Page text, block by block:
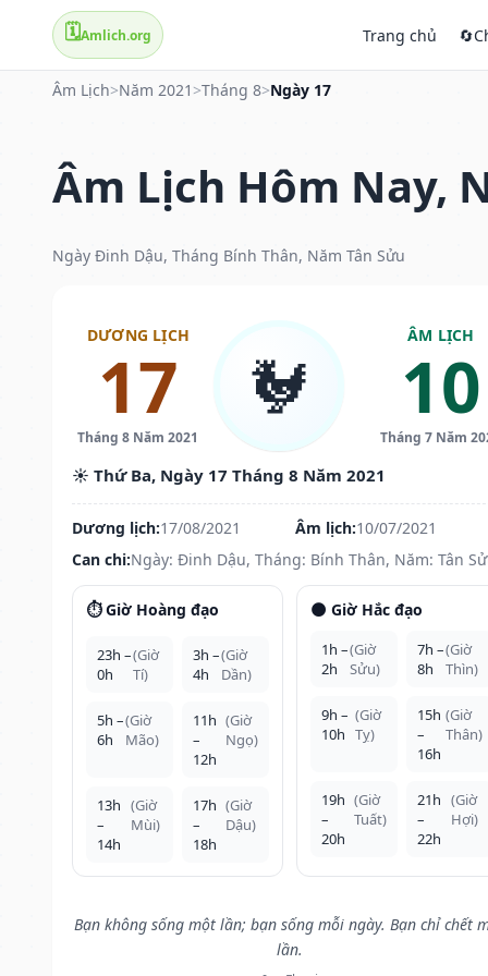
🗓️Amlich.org Trang chủ 🔄
Âm Lịch>Năm 2021 >Tháng 8>Ngày 17
Âm Lịch Hôm Nay,
Ngày Đinh Dậu, Tháng Bính Thân, Năm Tân Sửu
DƯƠNG LỊCH
17
Tháng 8 Năm 2021
🐓
ÂM LỊCH
10
Tháng 7 Năm
☀️ Thứ Ba, Ngày 17 Tháng 8 Năm 2021
Dương lịch:17/08/2021 Âm lịch:10/07/2021
Can chi:Ngày: Đinh Dậu, Tháng: Bính Thân, Năm: Tân
⏱️ Giờ Hoàng đạo
23h –
0h
(Giờ
Tí)
3h –
4h
(Giờ
Dần)
5h –
6h
(Giờ
Mão)
11h
–
12h
(Giờ
Ngọ)
13h
–
14h
(Giờ
Mùi)
17h
–
18h
(Giờ
Dậu)
🌑 Giờ Hắc đạo
1h –
2h
(Giờ
Sửu)
7h –
8h
(Giờ
Thìn)
9h –
10h
(Giờ
Tỵ)
15h
–
16h
(Giờ
Thân)
19h
–
20h
(Giờ
Tuất)
21h
–
22h
(Giờ
Hợi)
Bạn không sống một lần; bạn sống mỗi ngày. Bạn chỉ chết
lần.